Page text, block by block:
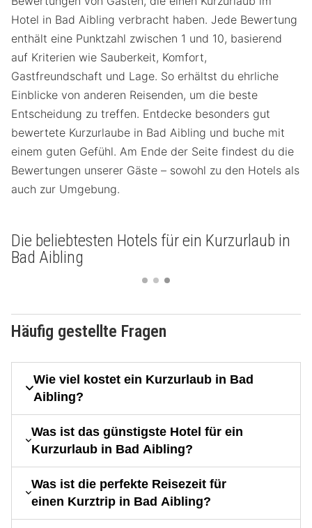
Hotel in Bad Aibling verbracht haben. Jede Bewertung
enthält eine Punktzahl zwischen 1 und 10, basierend
auf Kriterien wie Sauberkeit, Komfort,
Gastfreundschaft und Lage. So erhältst du ehrliche
Einblicke von anderen Reisenden, um die beste
Entscheidung zu treffen. Entdecke besonders gut
bewertete Kurzurlaube in Bad Aibling und buche mit
einem guten Gefühl. Am Ende der Seite findest du die
Bewertungen unserer Gäste – sowohl zu den Hotels als
auch zur Umgebung.
Die beliebtesten Hotels für ein Kurzurlaub in
Bad Aibling
Häufig gestellte Fragen
Wie viel kostet ein Kurzurlaub in Bad
Aibling?
Was ist das günstigste Hotel für ein
Kurzurlaub in Bad Aibling?
Was ist die perfekte Reisezeit für
einen Kurztrip in Bad Aibling?